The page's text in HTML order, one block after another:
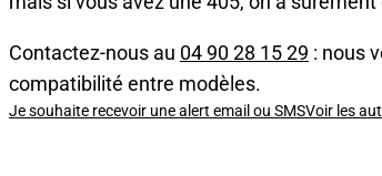
Contactez-nous au 04 90 28 15 29 : nous
compatibilité entre modèles.
Je souhaite recevoir une alert email ou SMSVoir les